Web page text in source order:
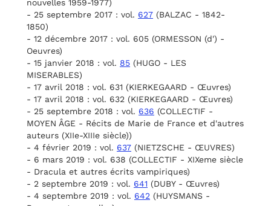
nouvelles 1959-1977)
- 25 septembre 2017 : vol. 627 (BALZAC - 1842-
1850)
- 12 décembre 2017 : vol. 605 (ORMESSON (d') -
Oeuvres)
- 15 janvier 2018 : vol. 85 (HUGO - LES
MISERABLES)
- 17 avril 2018 : vol. 631 (KIERKEGAARD - Œuvres)
- 17 avril 2018 : vol. 632 (KIERKEGAARD - Œuvres)
- 25 septembre 2018 : vol. 636 (COLLECTIF -
MOYEN ÂGE - Récits de Marie de France et d'autres
auteurs (XIIe-XIIIe siècle))
- 4 février 2019 : vol. 637 (NIETZSCHE - ŒUVRES)
- 6 mars 2019 : vol. 638 (COLLECTIF - XIXeme siècle
- Dracula et autres écrits vampiriques)
- 2 septembre 2019 : vol. 641 (DUBY - Œuvres)
- 4 septembre 2019 : vol. 642 (HUYSMANS -